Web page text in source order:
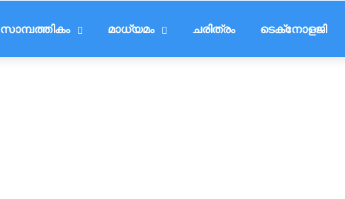
സാമ്പത്തികം മാധ്യമം ചരിത്രം ടെക്‌നോളജി